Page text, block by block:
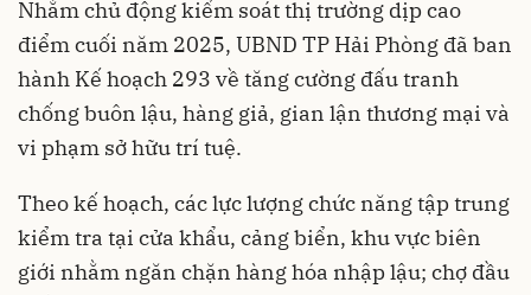
Nhằm chủ động kiểm soát thị trường dịp cao
điểm cuối năm 2025, UBND TP Hải Phòng đã ban
hành Kế hoạch 293 về tăng cường đấu tranh
chống buôn lậu, hàng giả, gian lận thương mại và
vi phạm sở hữu trí tuệ.
Theo kế hoạch, các lực lượng chức năng tập trung
kiểm tra tại cửa khẩu, cảng biển, khu vực biên
giới nhằm ngăn chặn hàng hóa nhập lậu; chợ đầu